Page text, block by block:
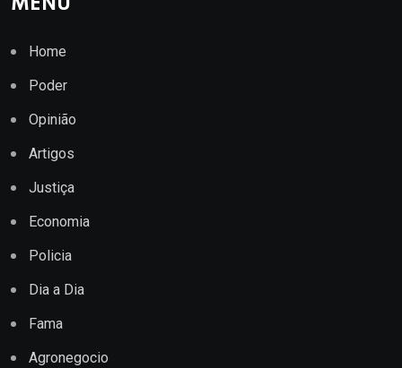
MENU
Home
Poder
Opinião
Artigos
Justiça
Economia
Policia
Dia a Dia
Fama
Agronegocio